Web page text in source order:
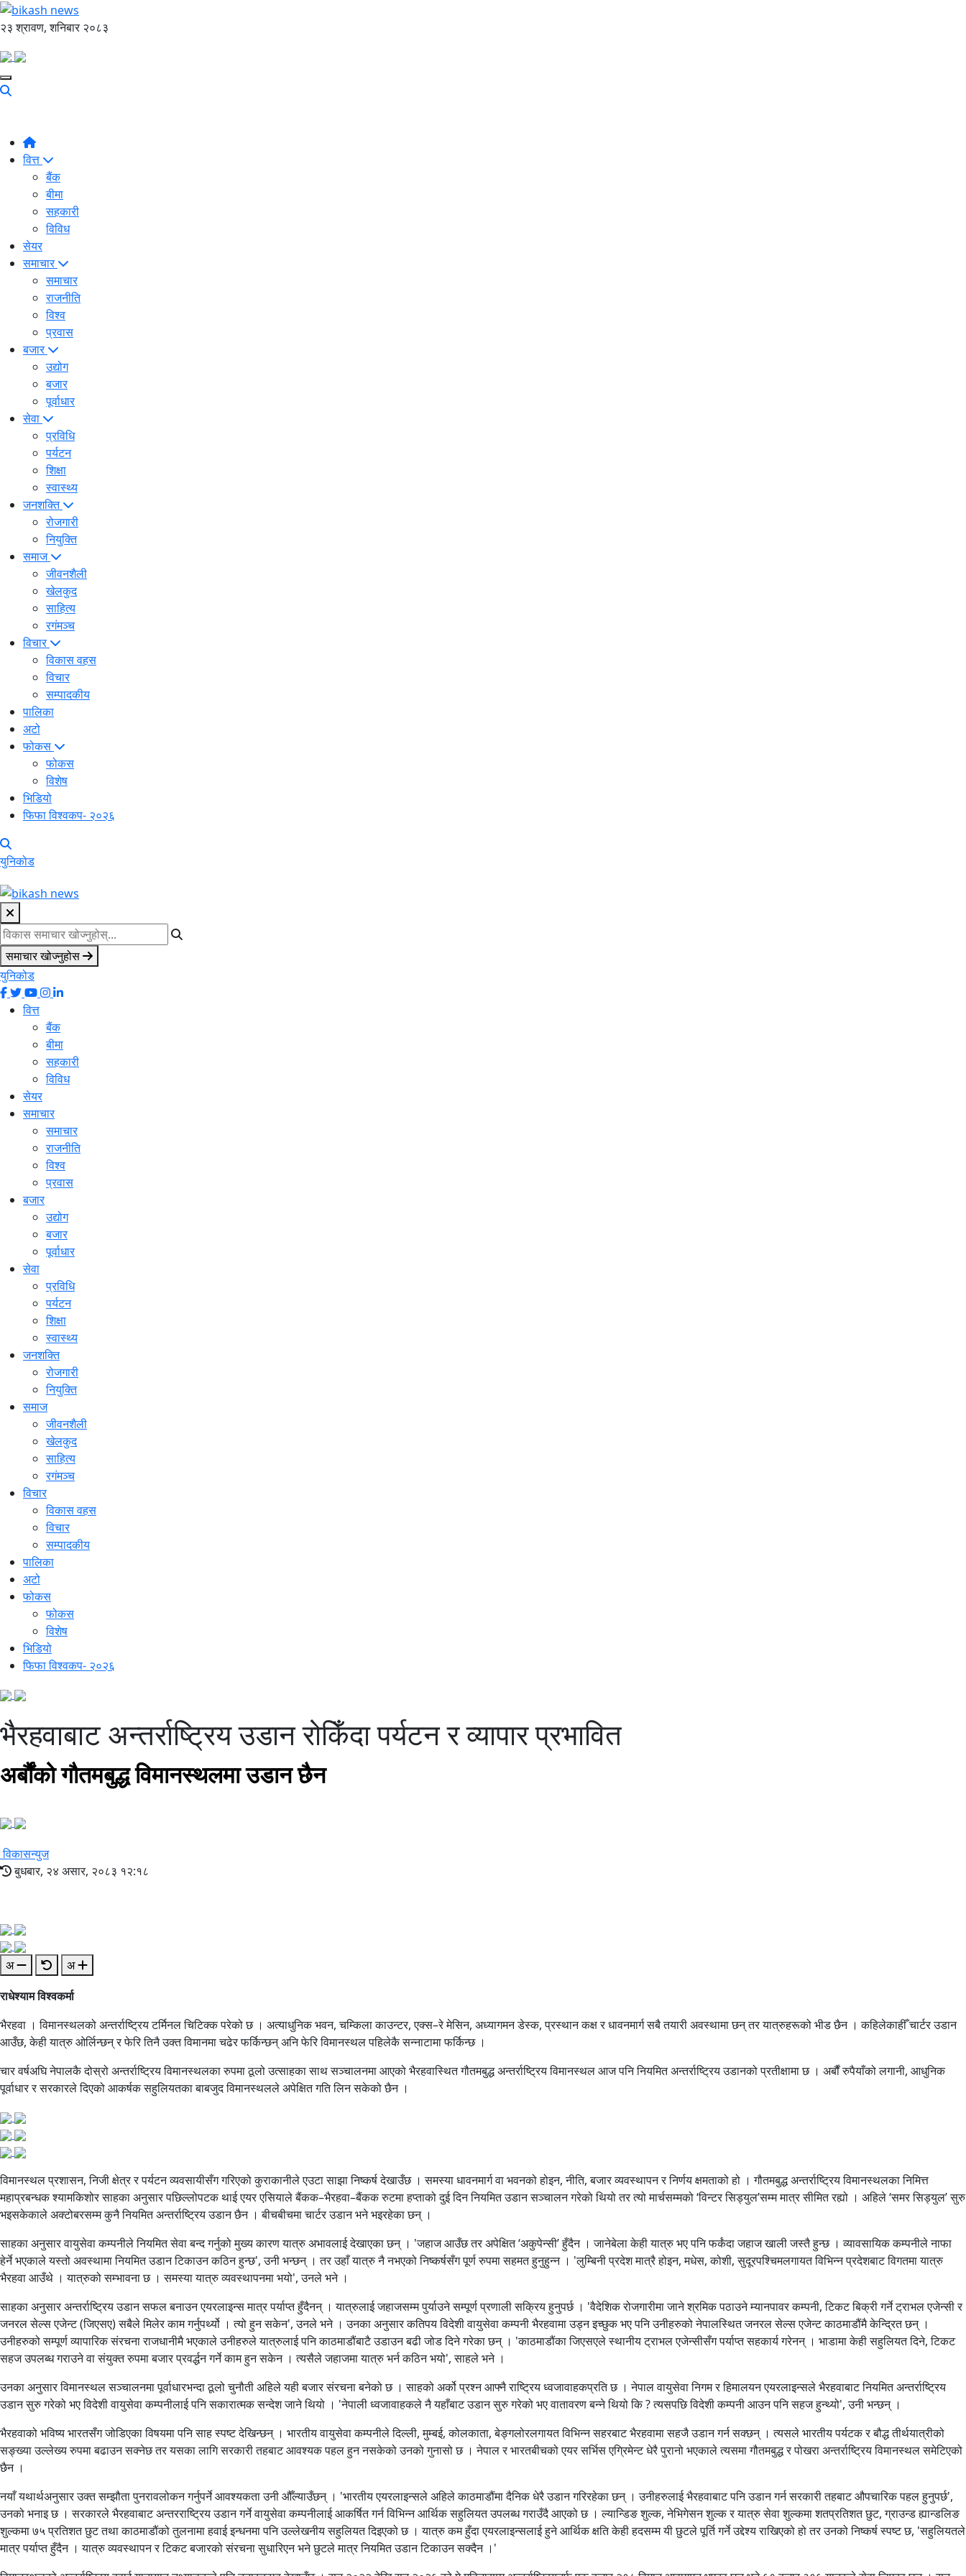
२३ श्रावण, शनिबार २०८३
वित्त
बैंक
बीमा
सहकारी
विविध
सेयर
समाचार
समाचार
राजनीति
विश्व
प्रवास
बजार
उद्योग
बजार
पूर्वाधार
सेवा
प्रविधि
पर्यटन
शिक्षा
स्वास्थ्य
जनशक्ति
रोजगारी
नियुक्ति
समाज
जीवनशैली
खेलकुद
साहित्य
रगंमञ्च
विचार
विकास वहस
विचार
सम्पादकीय
पालिका
अटो
फोकस
फोकस
विशेष
भिडियो
फिफा विश्वकप- २०२६
युनिकोड
समाचार खोज्नुहोस
युनिकोड
वित्त
बैंक
बीमा
सहकारी
विविध
सेयर
समाचार
समाचार
राजनीति
विश्व
प्रवास
बजार
उद्योग
बजार
पूर्वाधार
सेवा
प्रविधि
पर्यटन
शिक्षा
स्वास्थ्य
जनशक्ति
रोजगारी
नियुक्ति
समाज
जीवनशैली
खेलकुद
साहित्य
रगंमञ्च
विचार
विकास वहस
विचार
सम्पादकीय
पालिका
अटो
फोकस
फोकस
विशेष
भिडियो
फिफा विश्वकप- २०२६
भैरहवाबाट अन्तर्राष्ट्रिय उडान रोकिँदा पर्यटन र व्यापार प्रभावित
अर्बौंको गौतमबुद्ध विमानस्थलमा उडान छैन
विकासन्युज
बुधबार, २४ असार, २०८३ १२:१८
अ
अ
राधेश्याम विश्वकर्मा
भैरहवा । विमानस्थलको अन्तर्राष्ट्रिय टर्मिनल चिटिक्क परेको छ । अत्याधुनिक भवन, चम्किला काउन्टर, एक्स–रे मेसिन, अध्यागमन डेस्क, प्रस्थान कक्ष र धावनमार्ग सबै तयारी अवस्थामा छन् तर यात्रुहरूको भीड छैन । कहिलेकाहीँ चार्टर उडान
आउँछ, केही यात्रु ओर्लिन्छन् र फेरि तिनै उक्त विमानमा चढेर फर्किन्छन् अनि फेरि विमानस्थल पहिलेकै सन्नाटामा फर्किन्छ ।
चार वर्षअघि नेपालकै दोस्रो अन्तर्राष्ट्रिय विमानस्थलका रुपमा ठूलो उत्साहका साथ सञ्चालनमा आएको भैरहवास्थित गौतमबुद्ध अन्तर्राष्ट्रिय विमानस्थल आज पनि नियमित अन्तर्राष्ट्रिय उडानको प्रतीक्षामा छ । अर्बौं रुपैयाँको लगानी, आधुनिक
पूर्वाधार र सरकारले दिएको आकर्षक सहुलियतका बाबजुद विमानस्थलले अपेक्षित गति लिन सकेको छैन ।
विमानस्थल प्रशासन, निजी क्षेत्र र पर्यटन व्यवसायीसँग गरिएको कुराकानीले एउटा साझा निष्कर्ष देखाउँछ । समस्या धावनमार्ग वा भवनको होइन, नीति, बजार व्यवस्थापन र निर्णय क्षमताको हो । गौतमबुद्ध अन्तर्राष्ट्रिय विमानस्थलका निमित्त
महाप्रबन्धक श्यामकिशोर साहका अनुसार पछिल्लोपटक थाई एयर एसियाले बैंकक–भैरहवा–बैंकक रुटमा हप्ताको दुई दिन नियमित उडान सञ्चालन गरेको थियो तर त्यो मार्चसम्मको ‘विन्टर सिड्युल’सम्म मात्र सीमित रह्यो । अहिले ‘समर सिड्युल’ सुरु
भइसकेकाले अक्टोबरसम्म कुनै नियमित अन्तर्राष्ट्रिय उडान छैन । बीचबीचमा चार्टर उडान भने भइरहेका छन् ।
साहका अनुसार वायुसेवा कम्पनीले नियमित सेवा बन्द गर्नुको मुख्य कारण यात्रु अभावलाई देखाएका छन् । 'जहाज आउँछ तर अपेक्षित ‘अकुपेन्सी’ हुँदैन । जानेबेला केही यात्रु भए पनि फर्कंदा जहाज खाली जस्तै हुन्छ । व्यावसायिक कम्पनीले नाफा
हेर्ने भएकाले यस्तो अवस्थामा नियमित उडान टिकाउन कठिन हुन्छ', उनी भन्छन् । तर उहाँ यात्रु नै नभएको निष्कर्षसँग पूर्ण रुपमा सहमत हुनुहुन्न । 'लुम्बिनी प्रदेश मात्रै होइन, मधेस, कोशी, सुदूरपश्चिमलगायत विभिन्न प्रदेशबाट विगतमा यात्रु
भैरहवा आउँथे । यात्रुको सम्भावना छ । समस्या यात्रु व्यवस्थापनमा भयो', उनले भने ।
साहका अनुसार अन्तर्राष्ट्रिय उडान सफल बनाउन एयरलाइन्स मात्र पर्याप्त हुँदैनन् । यात्रुलाई जहाजसम्म पुर्याउने सम्पूर्ण प्रणाली सक्रिय हुनुपर्छ । 'वैदेशिक रोजगारीमा जाने श्रमिक पठाउने म्यानपावर कम्पनी, टिकट बिक्री गर्ने ट्राभल एजेन्सी र
जनरल सेल्स एजेन्ट (जिएसए) सबैले मिलेर काम गर्नुपर्थ्यो । त्यो हुन सकेन', उनले भने । उनका अनुसार कतिपय विदेशी वायुसेवा कम्पनी भैरहवामा उड्न इच्छुक भए पनि उनीहरुको नेपालस्थित जनरल सेल्स एजेन्ट काठमाडौंमै केन्द्रित छन् ।
उनीहरुको सम्पूर्ण व्यापारिक संरचना राजधानीमै भएकाले उनीहरुले यात्रुलाई पनि काठमाडौंबाटै उडाउन बढी जोड दिने गरेका छन् । 'काठमाडौंका जिएसएले स्थानीय ट्राभल एजेन्सीसँग पर्याप्त सहकार्य गरेनन् । भाडामा केही सहुलियत दिने, टिकट
सहज उपलब्ध गराउने वा संयुक्त रुपमा बजार प्रवर्द्धन गर्ने काम हुन सकेन । त्यसैले जहाजमा यात्रु भर्न कठिन भयो', साहले भने ।
उनका अनुसार विमानस्थल सञ्चालनमा पूर्वाधारभन्दा ठूलो चुनौती अहिले यही बजार संरचना बनेको छ । साहको अर्को प्रश्न आफ्नै राष्ट्रिय ध्वजावाहकप्रति छ । नेपाल वायुसेवा निगम र हिमालयन एयरलाइन्सले भैरहवाबाट नियमित अन्तर्राष्ट्रिय
उडान सुरु गरेको भए विदेशी वायुसेवा कम्पनीलाई पनि सकारात्मक सन्देश जाने थियो । 'नेपाली ध्वजावाहकले नै यहाँबाट उडान सुरु गरेको भए वातावरण बन्ने थियो कि ? त्यसपछि विदेशी कम्पनी आउन पनि सहज हुन्थ्यो', उनी भन्छन् ।
भैरहवाको भविष्य भारतसँग जोडिएका विषयमा पनि साह स्पष्ट देखिन्छन् । भारतीय वायुसेवा कम्पनीले दिल्ली, मुम्बई, कोलकाता, बेङ्गलोरलगायत विभिन्न सहरबाट भैरहवामा सहजै उडान गर्न सक्छन् । त्यसले भारतीय पर्यटक र बौद्ध तीर्थयात्रीको
सङ्ख्या उल्लेख्य रुपमा बढाउन सक्नेछ तर यसका लागि सरकारी तहबाट आवश्यक पहल हुन नसकेको उनको गुनासो छ । नेपाल र भारतबीचको एयर सर्भिस एग्रिमेन्ट धेरै पुरानो भएकाले त्यसमा गौतमबुद्ध र पोखरा अन्तर्राष्ट्रिय विमानस्थल समेटिएको
छैन ।
नयाँ यथार्थअनुसार उक्त सम्झौता पुनरावलोकन गर्नुपर्ने आवश्यकता उनी औँल्याउँछन् । 'भारतीय एयरलाइन्सले अहिले काठमाडौंमा दैनिक धेरै उडान गरिरहेका छन् । उनीहरुलाई भैरहवाबाट पनि उडान गर्न सरकारी तहबाट औपचारिक पहल हुनुपर्छ',
उनको भनाइ छ । सरकारले भैरहवाबाट अन्तरराष्ट्रिय उडान गर्ने वायुसेवा कम्पनीलाई आकर्षित गर्न विभिन्न आर्थिक सहुलियत उपलब्ध गराउँदै आएको छ । ल्यान्डिङ शुल्क, नेभिगेसन शुल्क र यात्रु सेवा शुल्कमा शतप्रतिशत छुट, ग्राउन्ड ह्यान्डलिङ
शुल्कमा ७५ प्रतिशत छुट तथा काठमाडौंको तुलनामा हवाई इन्धनमा पनि उल्लेखनीय सहुलियत दिइएको छ । यात्रु कम हुँदा एयरलाइन्सलाई हुने आर्थिक क्षति केही हदसम्म यी छुटले पूर्ति गर्ने उद्देश्य राखिएको हो तर उनको निष्कर्ष स्पष्ट छ, 'सहुलियतले
मात्र पर्याप्त हुँदैन । यात्रु व्यवस्थापन र टिकट बजारको संरचना सुधारिएन भने छुटले मात्र नियमित उडान टिकाउन सक्दैन ।'